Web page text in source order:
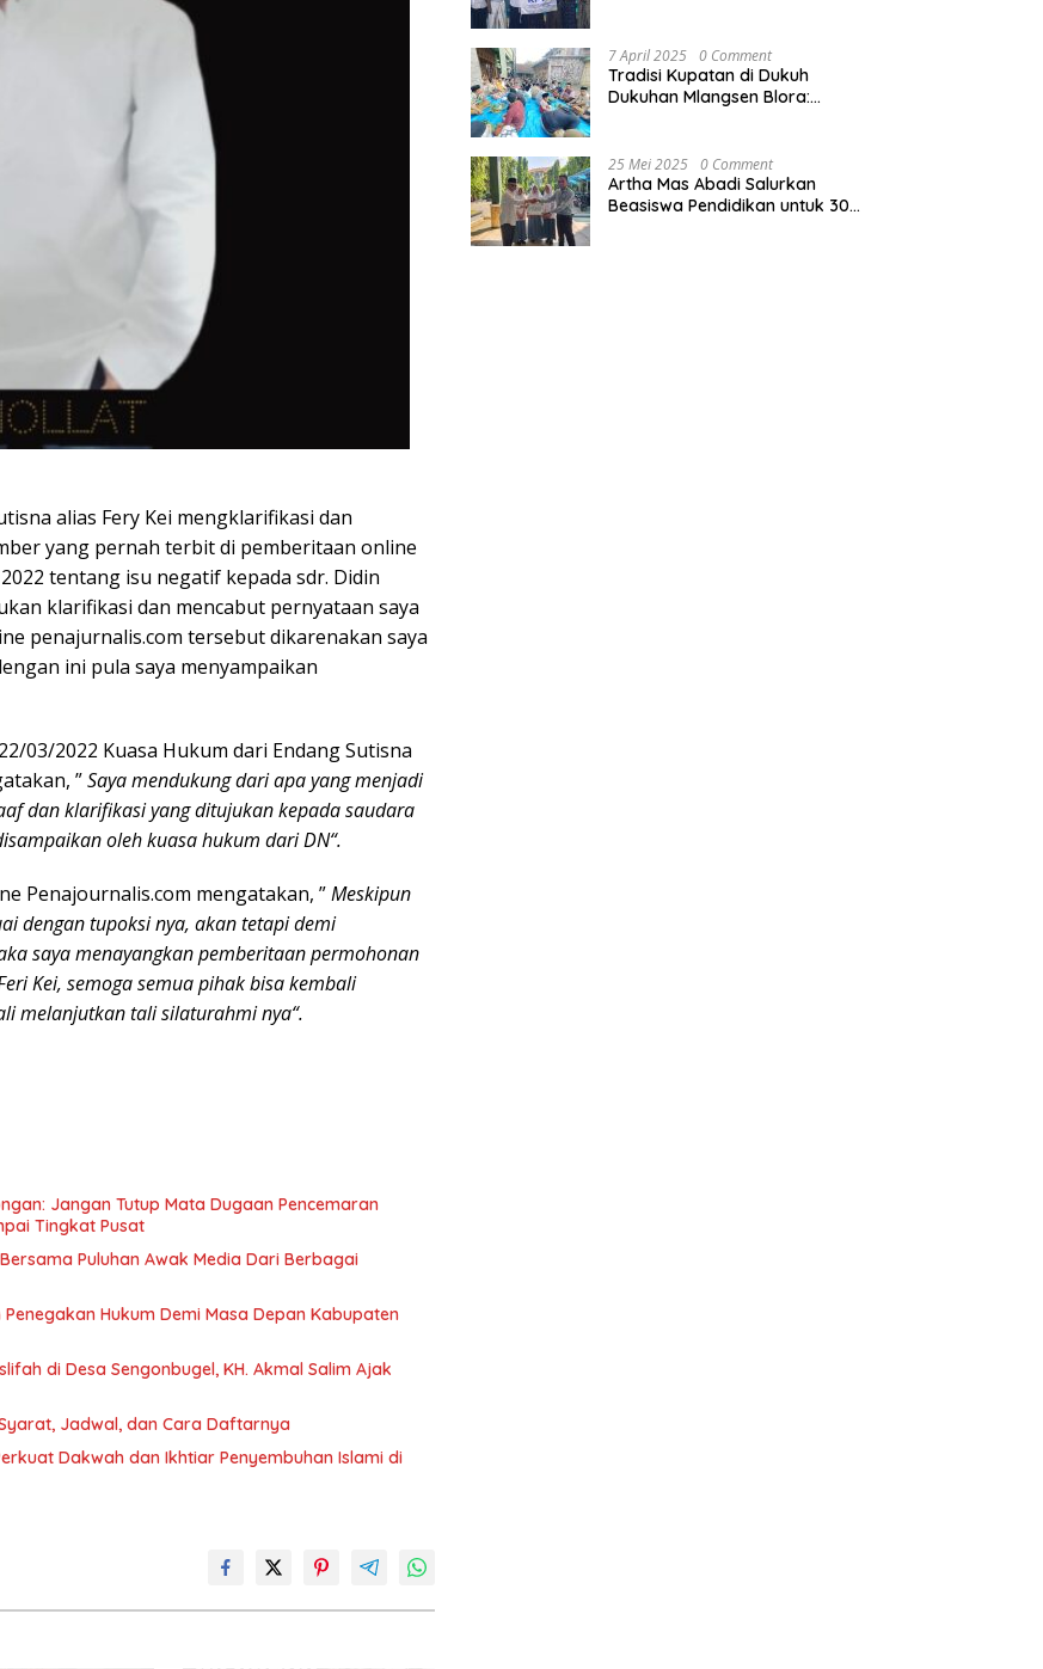
alias Fery Kei mengklarifikasi dan
yang pernah terbit di pemberitaan online
tentang isu negatif kepada sdr. Didin
klarifikasi dan mencabut pernyataan saya
penajurnalis.com tersebut dikarenakan saya
ini pula saya menyampaikan
03/2022 Kuasa Hukum dari Endang Sutisna
”Saya mendukung dari apa yang menjadi
dan klarifikasi yang ditujukan kepada saudara
oleh kuasa hukum dari DN“.
Penajournalis.com mengatakan, ”Meskipun
dengan tupoksi nya, akan tetapi demi
saya menayangkan pemberitaan permohonan
Kei, semoga semua pihak bisa kembali
melanjutkan tali silaturahmi nya“.
Jangan Tutup Mata Dugaan Pencemaran
Tingkat Pusat
Puluhan Awak Media Dari Berbagai
Hukum Demi Masa Depan Kabupaten
di Desa Sengonbugel, KH. Akmal Salim Ajak
Jadwal, dan Cara Daftarnya
Dakwah dan Ikhtiar Penyembuhan Islami di
7 April 2025 0 Comment
Tradisi Kupatan di Dukuh
Dukuhan Mlangsen Blora:
25 Mei 2025 0 Comment
Artha Mas Abadi Salurkan
Beasiswa Pendidikan untuk 300